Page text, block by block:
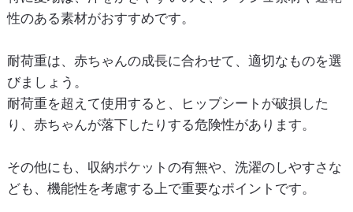
性のある素材がおすすめです。
耐荷重は、赤ちゃんの成長に合わせて、適切なものを選
びましょう。
耐荷重を超えて使用すると、ヒップシートが破損した
り、赤ちゃんが落下したりする危険性があります。
その他にも、収納ポケットの有無や、洗濯のしやすさな
ども、機能性を考慮する上で重要なポイントです。